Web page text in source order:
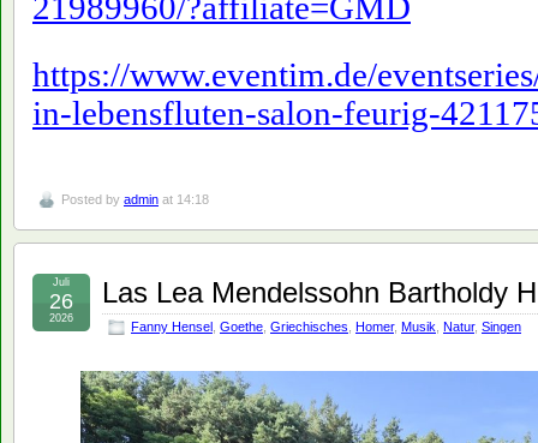
https://www.eventim.de/
in-lebensfluten-salon-feurig-
Posted by admin at 14:18
Las Lea Mendelssohn Bartholdy
Fanny Hensel Goethe Griechisches Homer, Musik Natur, Singen
Juli
26
2026